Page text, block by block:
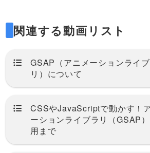
第回目のこちらの動画では、
かしてみるところまでをやっ
https://factory-programming-
vCI_URBsBXo/
関連する動画リスト
GSAP（アニメーションライ
リ）について
CSSやJavaScriptで動かす！
ーションライブラリ（GSAP
用まで